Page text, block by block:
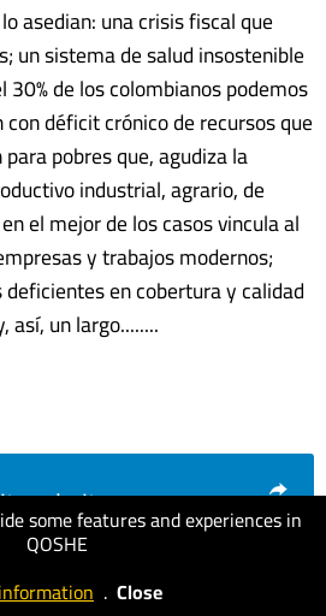
some features and experiences in
QOSHE
. Close
asedian: una crisis fiscal que
un sistema de salud insostenible
de los colombianos podemos
déficit crónico de recursos que
pobres que, agudiza la
industrial, agrario, de
el mejor de los casos vincula al
y trabajos modernos;
en cobertura y calidad
un largo........
website